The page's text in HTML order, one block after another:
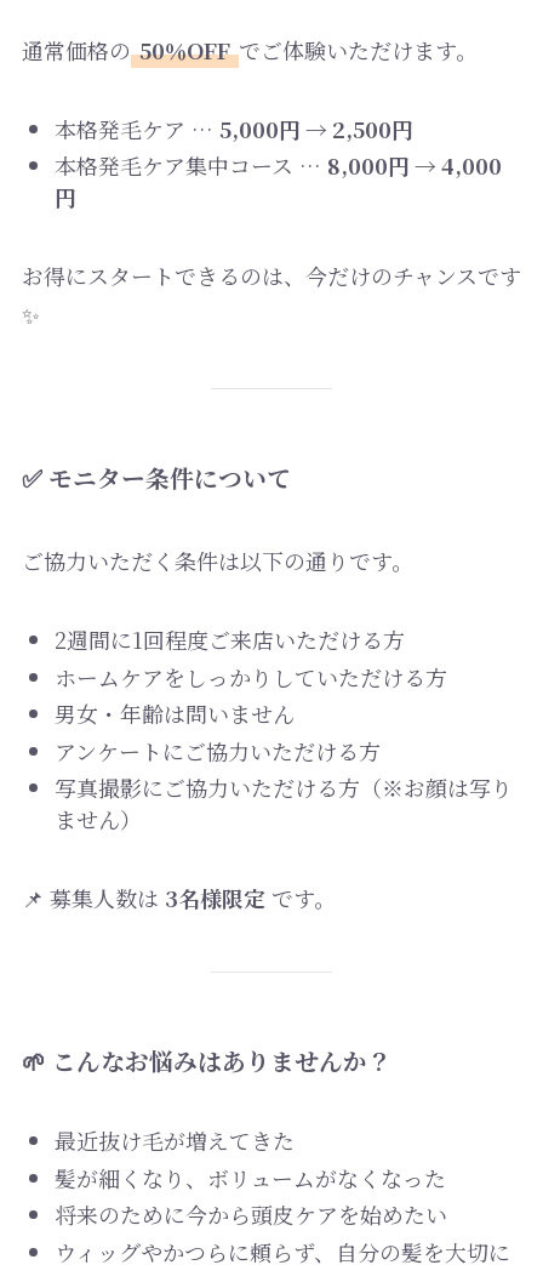
通常価格の 50％OFF でご体験いただけます。
本格発毛ケア … 5,000円 → 2,500円
本格発毛ケア集中コース … 8,000円 → 4,000
円
お得にスタートできるのは、今だけのチャンスです
✨
✅ モニター条件について
ご協力いただく条件は以下の通りです。
2週間に1回程度ご来店いただける方
ホームケアをしっかりしていただける方
男女・年齢は問いません
アンケートにご協力いただける方
写真撮影にご協力いただける方（※お顔は写り
ません）
📌 募集人数は 3名様限定 です。
🌱 こんなお悩みはありませんか？
最近抜け毛が増えてきた
髪が細くなり、ボリュームがなくなった
将来のために今から頭皮ケアを始めたい
ウィッグやかつらに頼らず、自分の髪を大切に